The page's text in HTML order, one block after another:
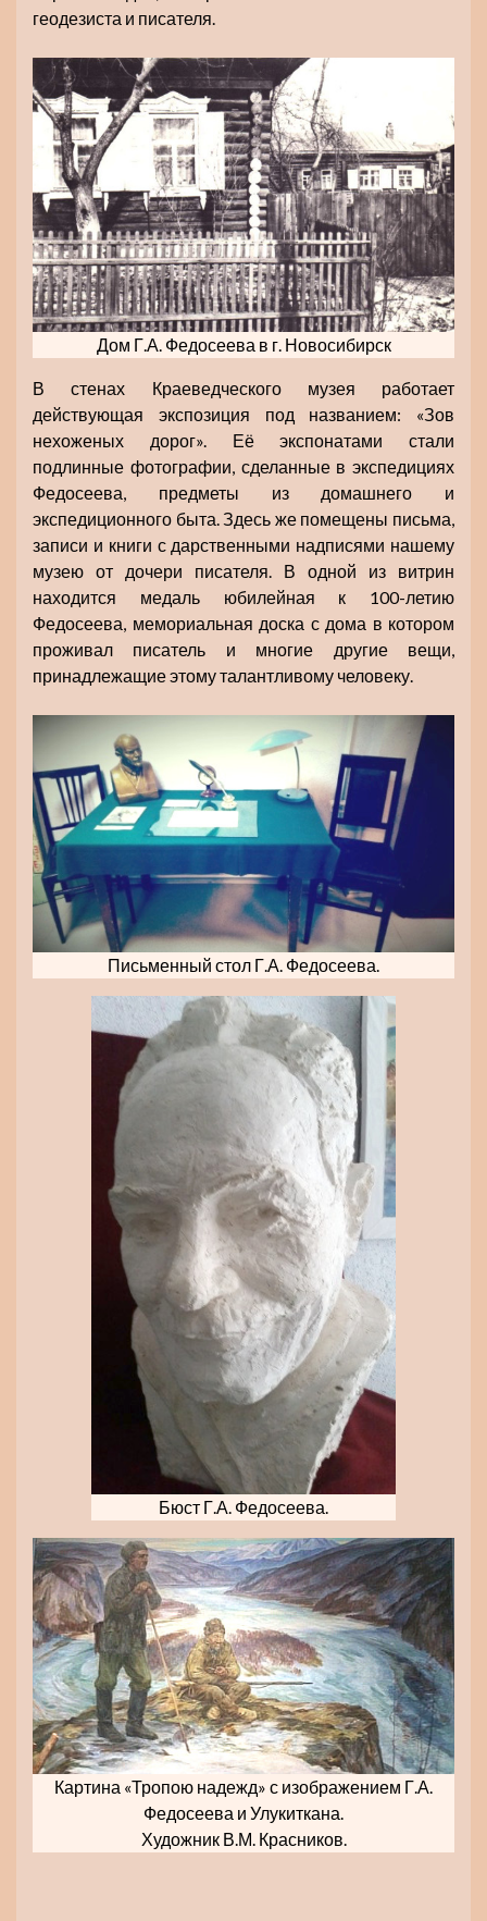
геодезиста и писателя.
Дом Г.А. Федосеева в г. Новосибирск
В стенах Краеведческого музея работает
действующая экспозиция под названием: «Зов
нехоженых дорог». Её экспонатами стали
подлинные фотографии, сделанные в экспедициях
Федосеева, предметы из домашнего и
экспедиционного быта. Здесь же помещены письма,
записи и книги с дарственными надписями нашему
музею от дочери писателя. В одной из витрин
находится медаль юбилейная к 100-летию
Федосеева, мемориальная доска с дома в котором
проживал писатель и многие другие вещи,
принадлежащие этому талантливому человеку.
Письменный стол Г.А. Федосеева.
Бюст Г.А. Федосеева.
Картина «Тропою надежд» с изображением Г.А.
Федосеева и Улукиткана.
Художник В.М. Красников.